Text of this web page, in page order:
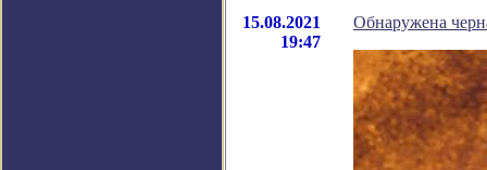
15.08.2021
19:47
Обнаружена